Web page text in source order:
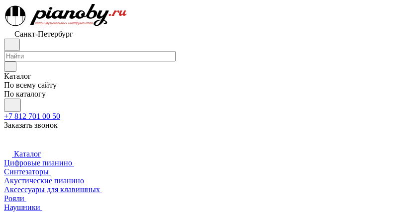
Санкт-Петербург
Каталог
По всему сайту
По каталогу
+7 812 701 00 50
Заказать звонок
Каталог
Цифровые пианино
Синтезаторы
Акустические пианино
Аксессуары для клавишных
Рояли
Наушники